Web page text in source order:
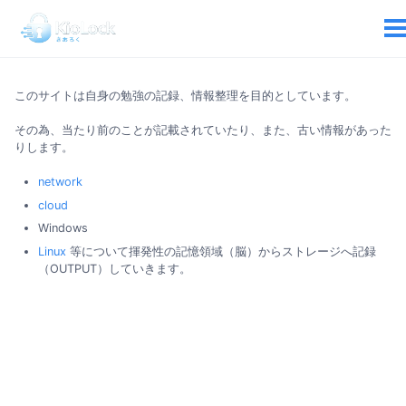
このサイトは自身の勉強の記録、情報整理を目的としています。
その為、当たり前のことが記載されていたり、また、古い情報があった
りします。
network
cloud
Windows
Linux 等について揮発性の記憶領域（脳）からストレージへ記録
（OUTPUT）していきます。